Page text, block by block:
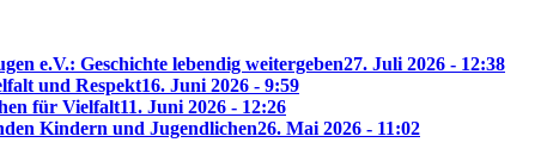
e.V.: Geschichte lebendig weitergeben27. Juli 2026 - 12:38
und Respekt16. Juni 2026 - 9:59
für Vielfalt11. Juni 2026 - 12:26
Kindern und Jugendlichen26. Mai 2026 - 11:02